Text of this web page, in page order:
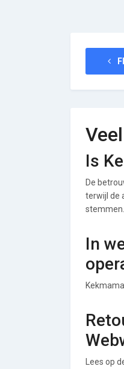
Is
De
terwijl de
In
Lees op